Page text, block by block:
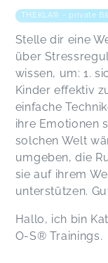
THEKLA® - private
Stelle dir eine
über
wissen, um: 1.
Kinder effektiv
einfache
ihre Emotionen
solchen Welt
umgeben, die
sie auf ihrem
unterstützen.
Hallo, ich bin
O-S® Trainings.